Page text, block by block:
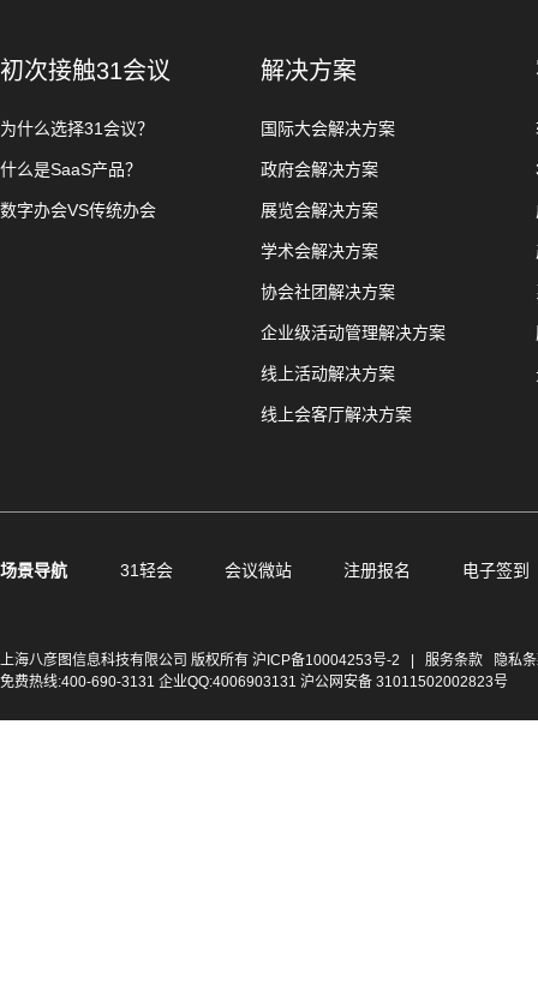
初次接触31会议
为什么选择31会议？
什么是SaaS产品？
数字办会VS传统办会
解决方案
国际大会解决方案
政府会解决方案
展览会解决方案
学术会解决方案
协会社团解决方案
企业级活动管理解决方案
线上活动解决方案
线上会客厅解决方案
场景导航 31轻会 会议微站 注册报名 电子签到
上海八彦图信息科技有限公司 版权所有 沪ICP备10004253号-2 服务条款
隐私
免费热线:400-690-3131 企业QQ:4006903131 沪公网安备 31011502002823号